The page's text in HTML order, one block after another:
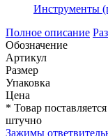
Инструменты
Полное описание
Обозначение
Артикул
Размер
Упаковка
Цена
* Товар поставляется
штучно
Зажимы